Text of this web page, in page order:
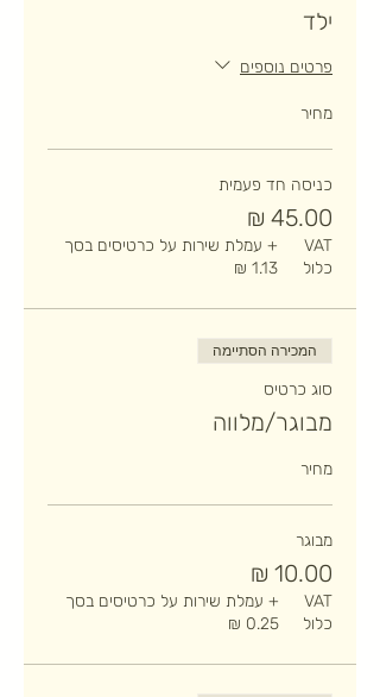
ילד
פרטים נוספים
מחיר
כניסה חד פעמית
VAT
כלול
+ עמלת שירות על כרטיסים בסך
‏1.13 ‏₪
המכירה הסתיימה
סוג כרטיס
מבוגר/מלווה
מחיר
מבוגר
VAT
כלול
+ עמלת שירות על כרטיסים בסך
‏0.25 ‏₪